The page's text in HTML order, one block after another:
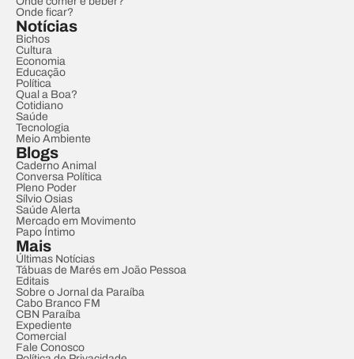
Onde ficar?
Notícias
Bichos
Cultura
Economia
Educação
Política
Qual a Boa?
Cotidiano
Saúde
Tecnologia
Meio Ambiente
Blogs
Caderno Animal
Conversa Política
Pleno Poder
Sílvio Osias
Saúde Alerta
Mercado em Movimento
Papo Íntimo
Mais
Últimas Notícias
Tábuas de Marés em João Pessoa
Editais
Sobre o Jornal da Paraíba
Cabo Branco FM
CBN Paraíba
Expediente
Comercial
Fale Conosco